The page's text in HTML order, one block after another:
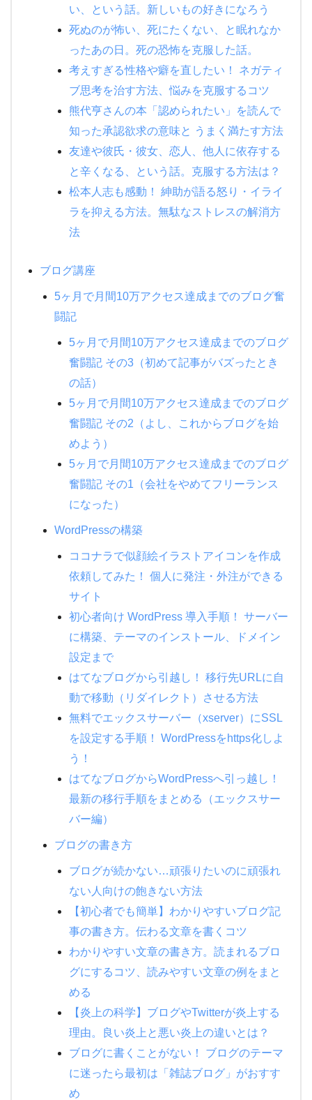
い、という話。新しいもの好きになろう
死ぬのが怖い、死にたくない、と眠れなか
ったあの日。死の恐怖を克服した話。
考えすぎる性格や癖を直したい！ ネガティ
ブ思考を治す方法、悩みを克服するコツ
熊代亨さんの本「認められたい」を読んで
知った承認欲求の意味と うまく満たす方法
友達や彼氏・彼女、恋人、他人に依存する
と辛くなる、という話。克服する方法は？
松本人志も感動！ 紳助が語る怒り・イライ
ラを抑える方法。無駄なストレスの解消方
法
ブログ講座
5ヶ月で月間10万アクセス達成までのブログ奮
闘記
5ヶ月で月間10万アクセス達成までのブログ
奮闘記 その3（初めて記事がバズったとき
の話）
5ヶ月で月間10万アクセス達成までのブログ
奮闘記 その2（よし、これからブログを始
めよう）
5ヶ月で月間10万アクセス達成までのブログ
奮闘記 その1（会社をやめてフリーランス
になった）
WordPressの構築
ココナラで似顔絵イラストアイコンを作成
依頼してみた！ 個人に発注・外注ができる
サイト
初心者向け WordPress 導入手順！ サーバー
に構築、テーマのインストール、ドメイン
設定まで
はてなブログから引越し！ 移行先URLに自
動で移動（リダイレクト）させる方法
無料でエックスサーバー（xserver）にSSL
を設定する手順！ WordPressをhttps化しよ
う！
はてなブログからWordPressへ引っ越し！
最新の移行手順をまとめる（エックスサー
バー編）
ブログの書き方
ブログが続かない…頑張りたいのに頑張れ
ない人向けの飽きない方法
【初心者でも簡単】わかりやすいブログ記
事の書き方。伝わる文章を書くコツ
わかりやすい文章の書き方。読まれるブロ
グにするコツ、読みやすい文章の例をまと
める
【炎上の科学】ブログやTwitterが炎上する
理由。良い炎上と悪い炎上の違いとは？
ブログに書くことがない！ ブログのテーマ
に迷ったら最初は「雑誌ブログ」がおすす
め